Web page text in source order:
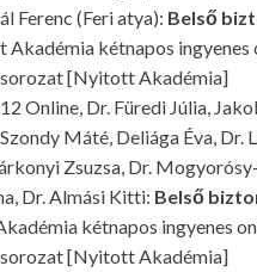
Ferenc (Feri atya): Belső
kétnapos ingyenes
[Nyitott Akadémia]
Online, Dr. Füredi Júlia,
Máté, Deliága Éva, Dr.
Zsuzsa, Dr.
Dr. Almási Kitti: Belső
kétnapos ingyenes
[Nyitott Akadémia]